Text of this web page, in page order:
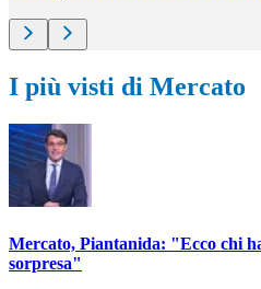
I più visti di Mercato
Mercato, Piantanida: "Ecco chi
sorpresa"